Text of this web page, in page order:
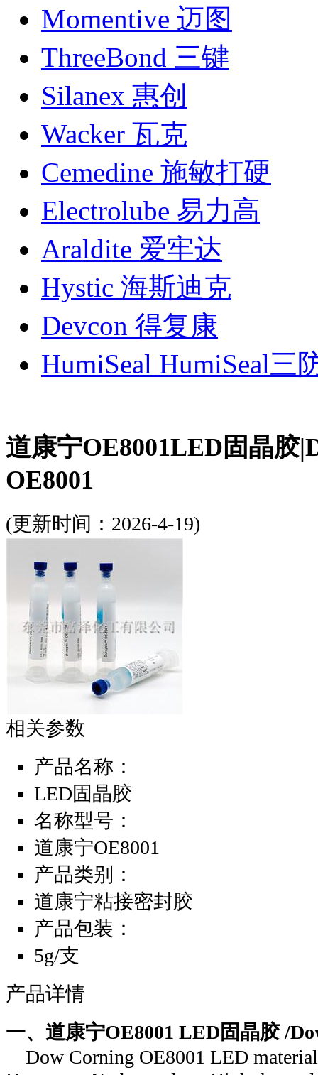
Momentive 迈图
ThreeBond 三键
Silanex 惠创
Wacker 瓦克
Cemedine 施敏打硬
Electrolube 易力高
Araldite 爱牢达
Hystic 海斯迪克
Devcon 得复康
HumiSeal HumiSeal三
道康宁OE8001LED固晶胶
OE8001
(更新时间：2026-4-19)
相关参数
产品名称：
LED固晶胶
名称型号：
道康宁OE8001
产品类别：
道康宁粘接密封胶
产品包装：
5g/支
产品详情
一、道康宁OE8001 LED固晶胶 /
Dow Corning OE8001 LED